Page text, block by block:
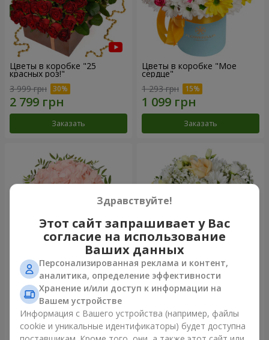
Цветы в коробке "25
красных роз!"
3 999 грн
Заказать
Цветы в коробке "Мое
сердце"
1 293 грн
Заказать
Цветы в коробке "Розовый
опал"
1 427 грн
Заказать
Цветы в коробке "Белый
шелк"
Заказать
Здравствуйте!
Этот сайт запрашивает у Вас
согласие на использование
Ваших данных
Персонализированная реклама и контент,
аналитика, определение эффективности
Хранение и/или доступ к информации на
Вашем устройстве
Информация с Вашего устройства (например, файлы
cookie и уникальные идентификаторы) будет доступна